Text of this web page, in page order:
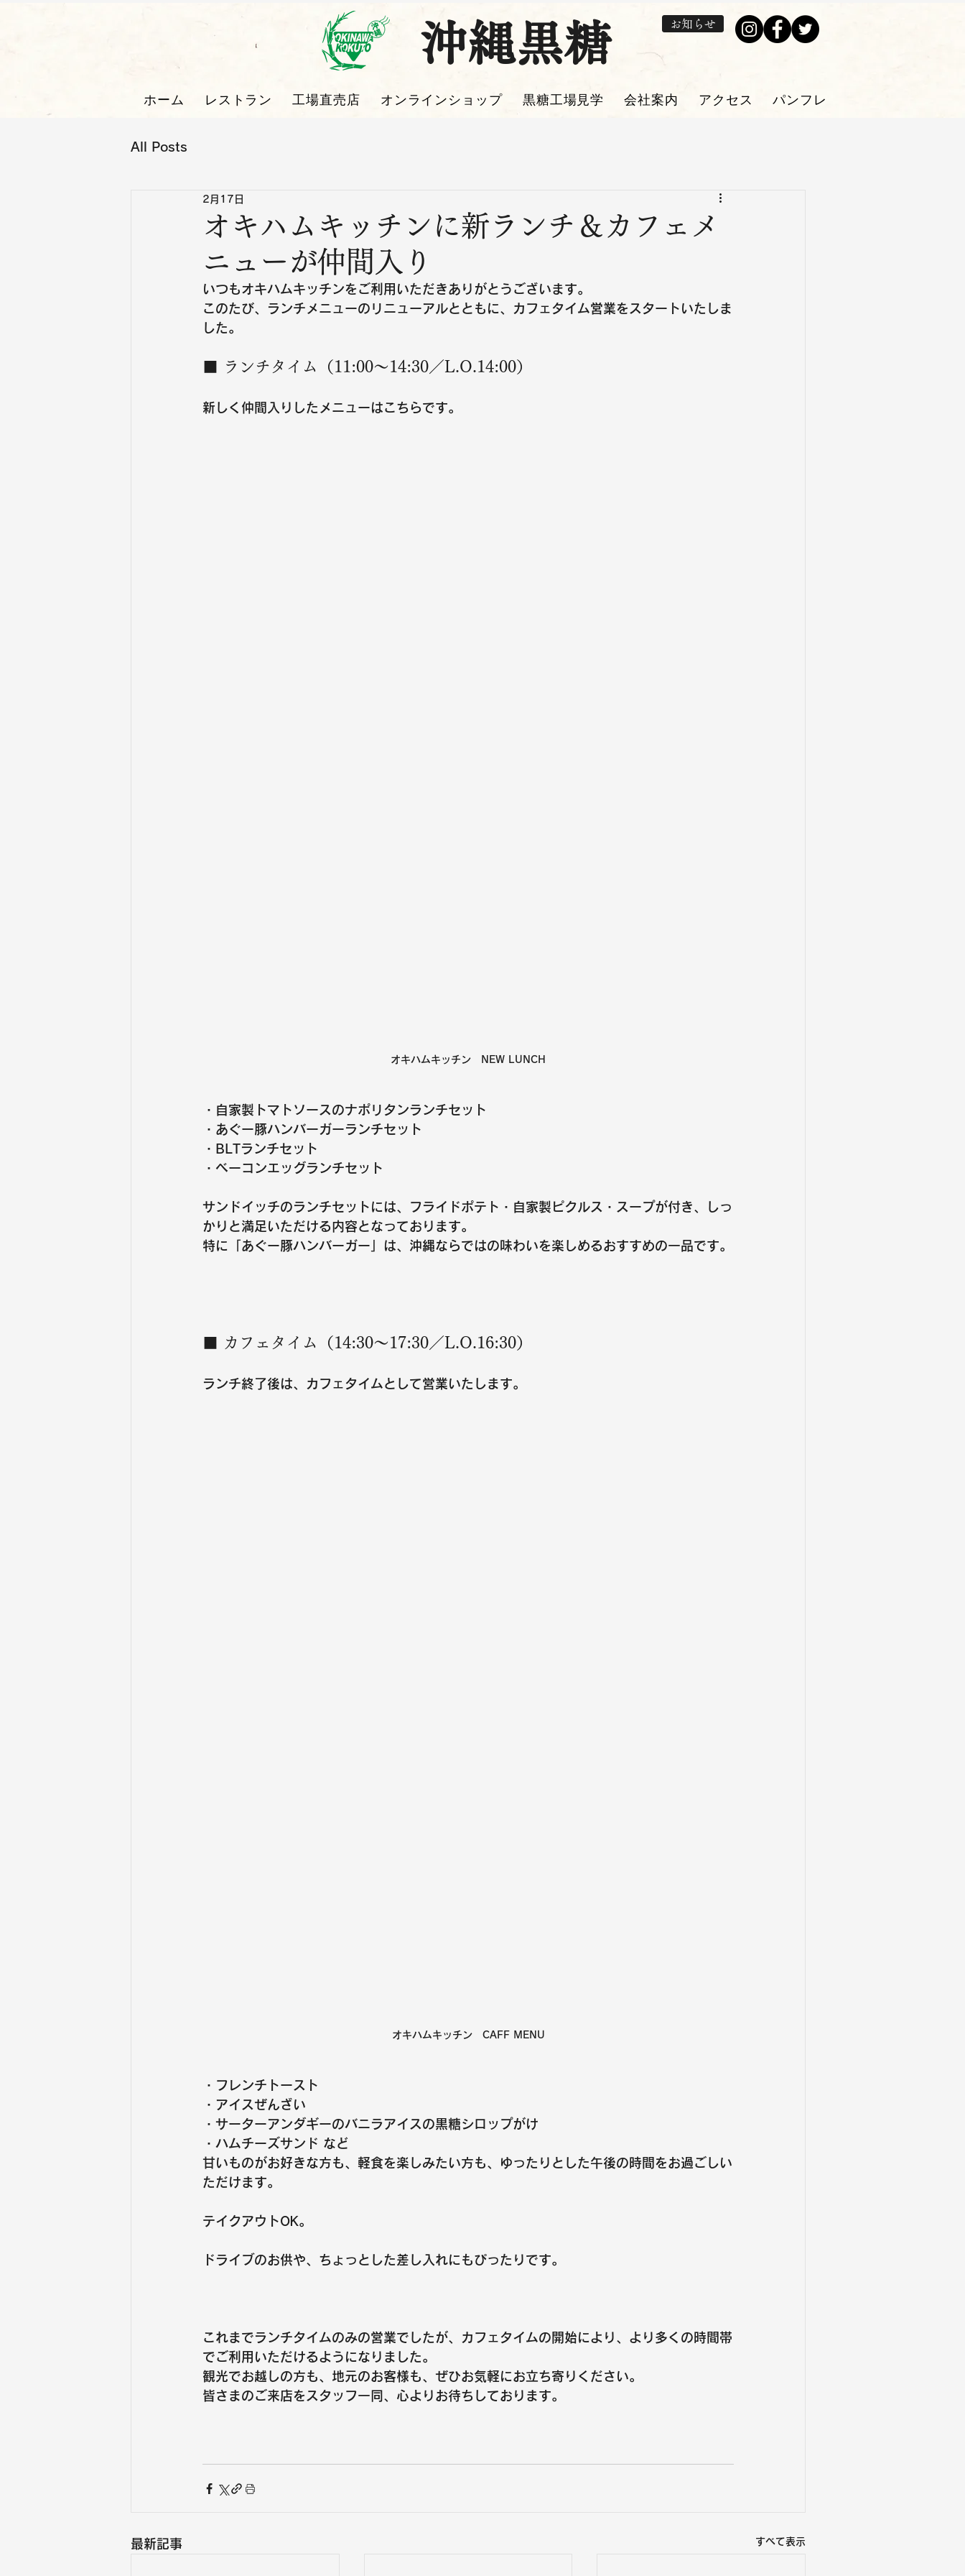
沖縄黒糖 お知らせ
ホーム レストラン 工場直売店 オンラインショップ 黒糖工場見学 会社案内 アクセス パンフレット・プレゼン券
All Posts
オキハムキッチンに新ランチ＆カフェメ
ニューが仲間入り
2月17日
いつもオキハムキッチンをご利用いただきありがとうございます。
このたび、ランチメニューのリニューアルとともに、カフェタイム営業をスタートいたしま
した。
■ ランチタイム（11:00〜14:30／L.O.14:00）
新しく仲間入りしたメニューはこちらです。
オキハムキッチン　NEW LUNCH
・自家製トマトソースのナポリタンランチセット
・あぐー豚ハンバーガーランチセット
・BLTランチセット
・ベーコンエッグランチセット
サンドイッチのランチセットには、フライドポテト・自家製ピクルス・スープが付き、しっ
かりと満足いただける内容となっております。
特に「あぐー豚ハンバーガー」は、沖縄ならではの味わいを楽しめるおすすめの一品です。
■ カフェタイム（14:30〜17:30／L.O.16:30）
ランチ終了後は、カフェタイムとして営業いたします。
オキハムキッチン　CAFF MENU
・フレンチトースト
・アイスぜんざい
・サーターアンダギーのバニラアイスの黒糖シロップがけ
・ハムチーズサンド など
甘いものがお好きな方も、軽食を楽しみたい方も、ゆったりとした午後の時間をお過ごしい
ただけます。
テイクアウトOK。
ドライブのお供や、ちょっとした差し入れにもぴったりです。
これまでランチタイムのみの営業でしたが、カフェタイムの開始により、より多くの時間帯
でご利用いただけるようになりました。
観光でお越しの方も、地元のお客様も、ぜひお気軽にお立ち寄りください。
皆さまのご来店をスタッフ一同、心よりお待ちしております。
最新記事 すべて表示